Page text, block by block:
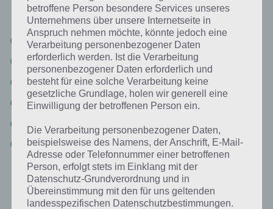
Werten sortiert. Hier die 94% Lösung “Sänger”:
Musik
Mikrofon
Lied
Stimme
Bühne
Weitere Aufgaben und Rätsel im gleichen
Level
betroffene Person besondere Services unseres
Unternehmens über unsere Internetseite in
Anspruch nehmen möchte, könnte jedoch eine
Verarbeitung personenbezogener Daten
erforderlich werden. Ist die Verarbeitung
personenbezogener Daten erforderlich und
besteht für eine solche Verarbeitung keine
gesetzliche Grundlage, holen wir generell eine
Einwilligung der betroffenen Person ein.
Die Verarbeitung personenbezogener Daten,
beispielsweise des Namens, der Anschrift, E-Mail-
Adresse oder Telefonnummer einer betroffenen
Person, erfolgt stets im Einklang mit der
Datenschutz-Grundverordnung und in
Übereinstimmung mit den für uns geltenden
landesspezifischen Datenschutzbestimmungen.